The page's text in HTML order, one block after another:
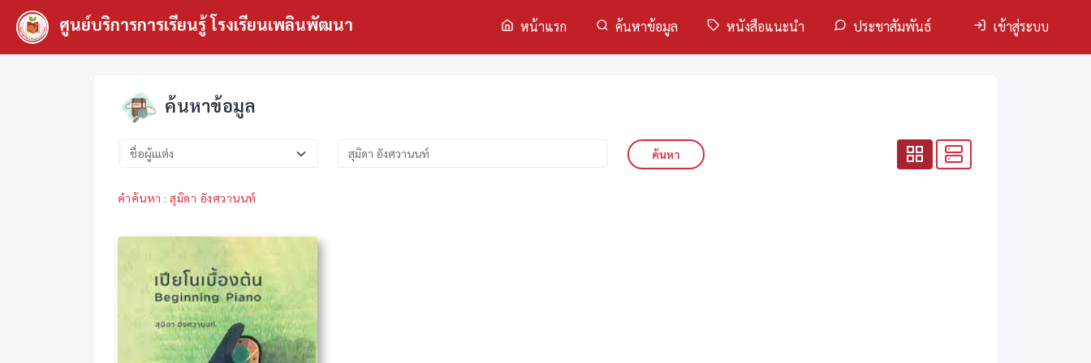
ศูนย์บริการการเรียนรู้ โรงเรียนเพลินพัฒนา หน้าแรก ค้นหาข้อมูล หนังสือแนะนำ ประชาสัมพันธ์ เข้าสู่ระบบ
ค้นหาข้อมูล
ค้นหา
คำค้นหา : สุมิดา อังศวานนท์